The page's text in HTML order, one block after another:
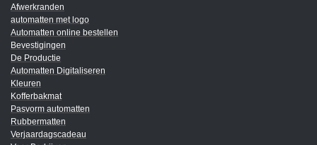
Afwerkranden
automatten met logo
Automatten online bestellen
Bevestigingen
De Productie
Automatten Digitaliseren
Kleuren
Kofferbakmat
Pasvorm automatten
Rubbermatten
Verjaardagscadeau